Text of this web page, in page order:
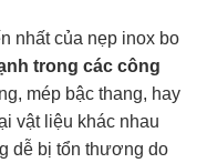
nhất của nẹp inox bo
trong các công
mép bậc thang, hay
vật liệu khác nhau
dễ bị tổn thương do